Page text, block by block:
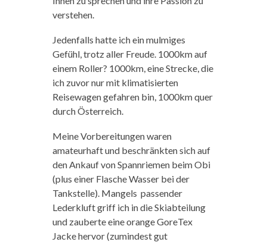
verstehen.
Jedenfalls hatte ich ein mulmiges
Gefühl, trotz aller Freude. 1000km auf
einem Roller? 1000km, eine Strecke, die
ich zuvor nur mit klimatisierten
Reisewagen gefahren bin, 1000km quer
durch Österreich.
Meine Vorbereitungen waren
amateurhaft und beschränkten sich auf
den Ankauf von Spannriemen beim Obi
(plus einer Flasche Wasser bei der
Tankstelle). Mangels passender
Lederkluft griff ich in die Skiabteilung
und zauberte eine orange GoreTex
Jacke hervor (zumindest gut